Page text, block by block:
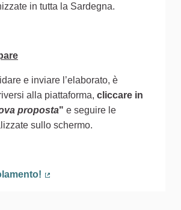
in tutta la Sardegna.
e inviare l’elaborato, è
alla piattaforma, cliccare in
proposta" e seguire le
sullo schermo.